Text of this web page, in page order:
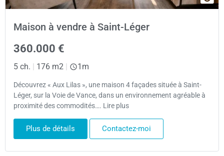
Maison à vendre à Saint-Léger
360.000 €
5 ch. | 176 m2 | 1m
Découvrez « Aux Lilas », une maison 4 façades située à Saint-
Léger, sur la Voie de Vance, dans un environnement agréable à
proximité des commodités…. Lire plus
Plus de détails Contactez-moi